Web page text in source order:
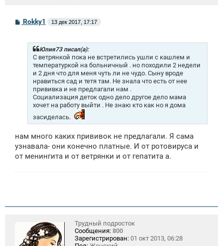
СRokky1 13 дек 2017, 17:17
Юлия73 писал(а):
С ветрянкой пока не встретились ушли с кашлем и
температуркой на больничный . но походили 2 недели
и 2 дня что для меня чуть ли не чудо. Сыну вроде
нравиться сад и тетя там. Не знала что есть от нее
прививка и не предлагали нам .
Социализация деток одно дело другое дело мама
хочет на работу выйти . Не знаю кто как но я дома
засиделась.
нам много каких прививок не предлагали. Я сама
узнавала- они конечно платные. И от ротовируса и
от менингита и от ветрянки и от гепатита а.
Трудный подросток
Сообщения: 800
Зарегистрирован: 01 окт 2013, 06:28